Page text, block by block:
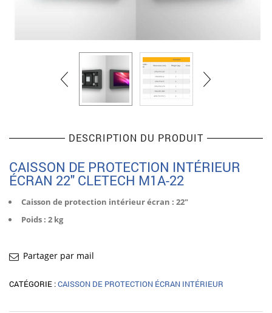
DESCRIPTION DU PRODUIT
CAISSON DE PROTECTION INTÉRIEUR
ÉCRAN 22″ CLETECH M1A-22
Caisson de protection intérieur écran : 22″
Poids : 2 kg
Partager par mail
CATÉGORIE :CAISSON DE PROTECTION ÉCRAN INTÉRIEUR